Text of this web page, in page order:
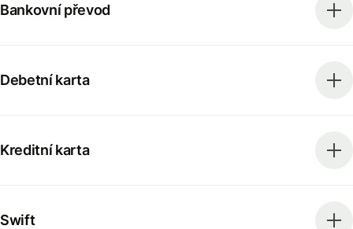
Bankovní převod
Debetní karta
Kreditní karta
Swift